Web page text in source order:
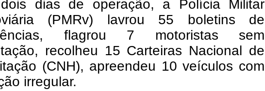
dias de operação, a Polícia Militar
(PMRv) lavrou 55 boletins de
flagrou 7 motoristas sem
recolheu 15 Carteiras Nacional de
(CNH), apreendeu 10 veículos com
irregular.